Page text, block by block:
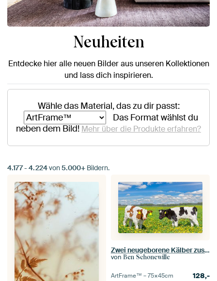
Neuheiten
Entdecke hier alle neuen Bilder aus unseren Kollektionen
und lass dich inspirieren.
Wähle das Material, das zu dir passt:
Das Format wählst du
neben dem Bild! Mehr über die Produkte erfahren?
4.177- 4.224von5.000+ Bildern.
Zwei neugeborene Kälber zusammen auf einer Wiese voller Löwenzahn
von Ben Schonewille
ArtFrame™ –75×45cm 128,-